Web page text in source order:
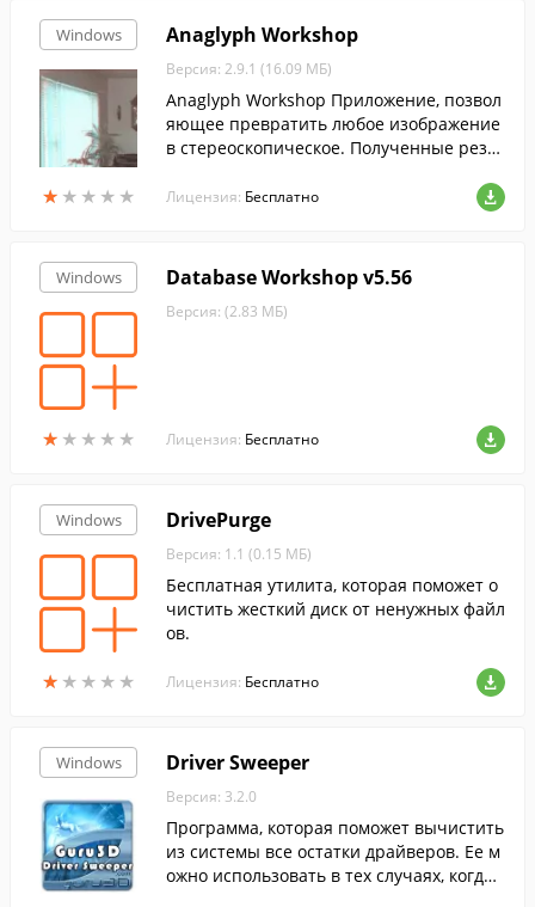
Windows
★ ★ ★ ★ ★
★ ★ ★ ★ ★
Anaglyph Workshop
Версия: 2.9.1 (16.09 МБ)
Anaglyph Workshop Приложение, позвол
яющее превратить любое изображение
в стереоскопическое. Полученные резул
е или QuickTime-видео.
Лицензия: Бесплатно
Windows
★ ★ ★ ★ ★
★ ★ ★ ★ ★
Database Workshop v5.56
Версия: (2.83 МБ)
Лицензия: Бесплатно
Windows
★ ★ ★ ★ ★
★ ★ ★ ★ ★
DrivePurge
Версия: 1.1 (0.15 МБ)
Бесплатная утилита, которая поможет о
чистить жесткий диск от ненужных файл
ов.
Лицензия: Бесплатно
Windows Driver Sweeper
Версия: 3.2.0
Программа, которая поможет вычистить
из системы все остатки драйверов. Ее м
ожно использовать в тех случаях, когда